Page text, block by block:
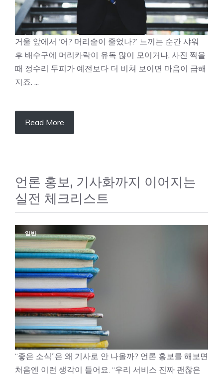
거울 앞에서 ‘어? 머리숱이 줄었나?’ 느끼는 순간 샤워
후 배수구에 머리카락이 유독 많이 모이거나, 사진 찍을
때 정수리 두피가 예전보다 더 비쳐 보이면 마음이 급해
지죠. ...
Read More
언론 홍보, 기사화까지 이어지는
실전 체크리스트
일반
“좋은 소식”은 왜 기사로 안 나올까? 언론 홍보를 해보면
처음엔 이런 생각이 들어요. “우리 서비스 진짜 괜찮은